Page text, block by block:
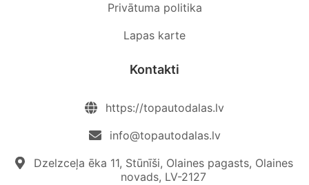
Privātuma politika
Lapas karte
Kontakti
https://topautodalas.lv
info@topautodalas.lv
Dzelzceļa ēka 11, Stūnīši, Olaines pagasts, Olaines
novads, LV-2127